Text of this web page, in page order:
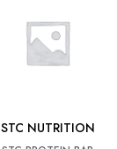
STC NUTRITION